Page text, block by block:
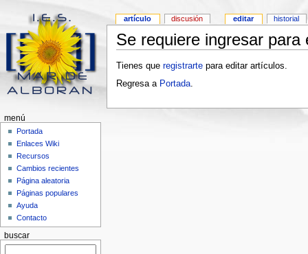
Se requiere ingresar para
Tienes que registrartepara editar artículos.
Regresa a Portada.
artículo discusión editar historial
menú
Portada
Enlaces Wiki
Recursos
Cambios recientes
Página aleatoria
Páginas populares
Ayuda
Contacto
buscar